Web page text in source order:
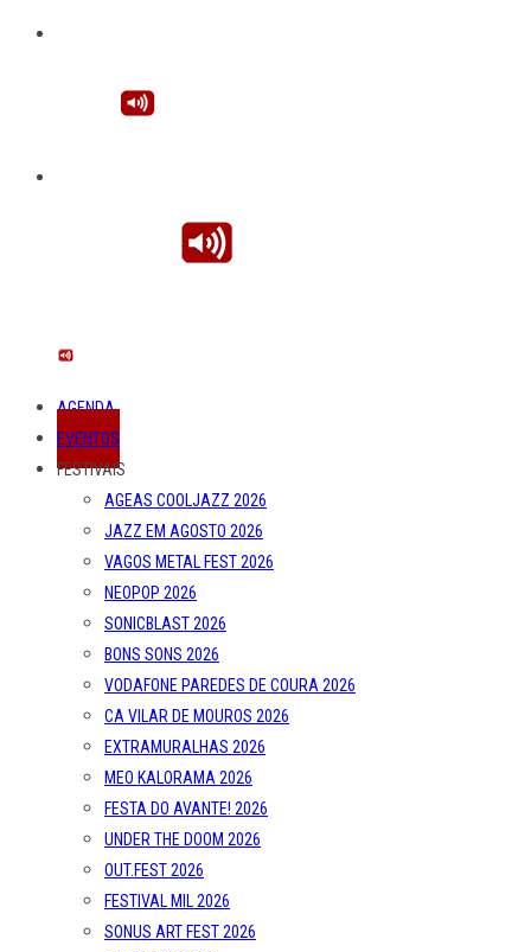
AGENDA
EVENTOS
FESTIVAIS
AGEAS COOLJAZZ 2026
JAZZ EM AGOSTO 2026
VAGOS METAL FEST 2026
NEOPOP 2026
SONICBLAST 2026
BONS SONS 2026
VODAFONE PAREDES DE COURA 2026
CA VILAR DE MOUROS 2026
EXTRAMURALHAS 2026
MEO KALORAMA 2026
FESTA DO AVANTE! 2026
UNDER THE DOOM 2026
OUT.FEST 2026
FESTIVAL MIL 2026
SONUS ART FEST 2026